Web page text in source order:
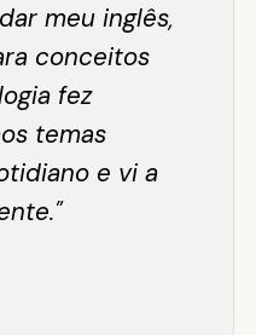
meu inglês,
conceitos
fez
temas
e vi a